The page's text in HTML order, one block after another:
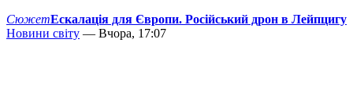
СюжетЕскалація для Європи. Російський дрон в Лейпцигу
Новини світу — Вчора, 17:07